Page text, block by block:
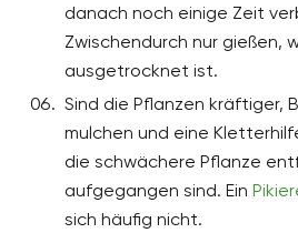
danach noch einige Zeit
Zwischendurch nur gießen,
ausgetrocknet ist.
Sind die Pflanzen kräftiger,
mulchen und eine
die schwächere Pflanze
aufgegangen sind. Ein
sich häufig nicht.